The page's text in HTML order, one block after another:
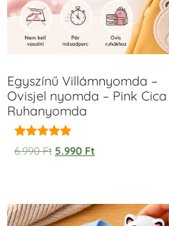
Egyszínű Villámnyomda –
Ovisjel nyomda – Pink Cica
Ruhanyomda
Értékelés:
5.00
6.990Ft 5.990 Ft